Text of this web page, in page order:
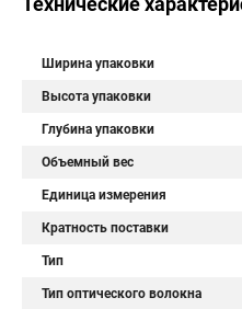
Ширина упаковки
Высота упаковки
Глубина упаковки
Объемный вес
Единица измерения
Кратность поставки
Тип
Тип оптического волокна